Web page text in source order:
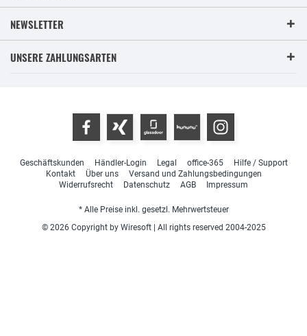
NEWSLETTER
UNSERE ZAHLUNGSARTEN
Geschäftskunden Händler-Login Legal office-365
Hilfe / Support
Kontakt
Über uns
Versand und Zahlungsbedingungen
Widerrufsrecht
Datenschutz AGB Impressum
* Alle Preise inkl. gesetzl. Mehrwertsteuer
© 2026 Copyright by Wiresoft | All rights reserved 2004-2025